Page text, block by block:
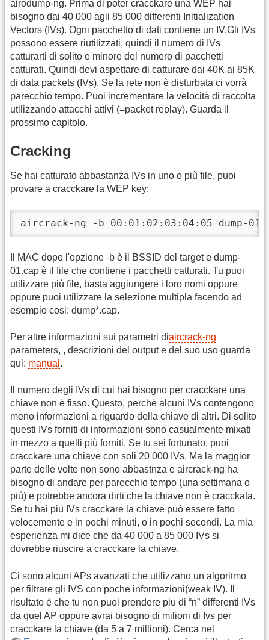
airodump-ng. Prima di poter cracckare una WEP hai
bisogno dai 40 000 agli 85 000 differenti Initialization
Vectors (IVs). Ogni pacchetto di dati contiene un IV.Gli IVs
possono essere riutilizzati, quindi il numero di IVs
catturarti di solito e minore del numero di pacchetti
catturati. Quindi devi aspettare di catturare dai 40K ai 85K
di data packets (IVs). Se la rete non è disturbata ci vorrà
parecchio tempo. Puoi incrementare la velocità di raccolta
utilizzando attacchi attivi (=packet replay). Guarda il
prossimo capitolo.
Cracking
Se hai catturato abbastanza IVs in uno o più file, puoi
provare a cracckare la WEP key:
aircrack-ng -b 00:01:02:03:04:05 dump-
Il MAC dopo l'opzione -b è il BSSID del target e dump-
01.cap è il file che contiene i pacchetti catturati. Tu puoi
utilizzare più file, basta aggiungere i loro nomi oppure
oppure puoi utilizzare la selezione multipla facendo ad
esempio cosi: dump*.cap.
Per altre informazioni sui parametri diaircrack-ng
parameters, , descrizioni del output e del suo uso guarda
qui: manual .
Il numero degli IVs di cui hai bisogno per cracckare una
chiave non è fisso. Questo, perchè alcuni IVs contengono
meno informazioni a riguardo della chiave di altri. Di solito
questi IVs forniti di informazioni sono casualmente mixati
in mezzo a quelli più forniti. Se tu sei fortunato, puoi
cracckare una chiave con soli 20 000 IVs. Ma la maggior
parte delle volte non sono abbastnza e aircrack-ng ha
bisogno di andare per parecchio tempo (una settimana o
più) e potrebbe ancora dirti che la chiave non è cracckata.
Se tu hai più IVs cracckare la chiave può essere fatto
velocemente e in pochi minuti, o in pochi secondi. La mia
esperienza mi dice che da 40 000 a 85 000 IVs si
dovrebbe riuscire a cracckare la chiave.
Ci sono alcuni APs avanzati che utilizzano un algoritmo
per filtrare gli IVS con poche informazioni(weak IV). Il
risultato è che tu non puoi prendere piu di “n” differenti IVs
da quel AP oppure avrai bisogno di milioni di Ivs per
cracckare la chiave (da 5 a 7 millioni). Cerca nel